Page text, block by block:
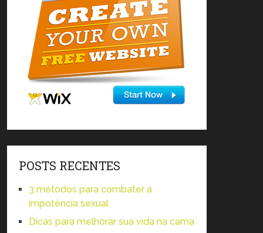
POSTS RECENTES
3 métodos para combater a
impotência sexual
Dicas para melhorar sua vida na cama